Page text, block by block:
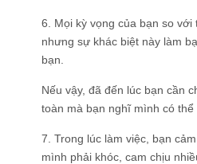
6. Mọi kỳ vọng của bạn so
nhưng sự khác biệt này làm
bạn.
Nếu vậy, đã đến lúc bạn cần
toàn mà bạn nghĩ mình có
7. Trong lúc làm việc, bạn
mình phải khóc, cam chịu